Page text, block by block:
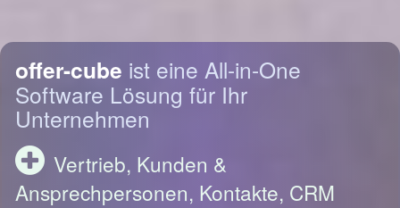
offer-cube ist eine All-in-One
Software Lösung für Ihr
Unternehmen
Vertrieb, Kunden &
Ansprechpersonen, Kontakte, CRM